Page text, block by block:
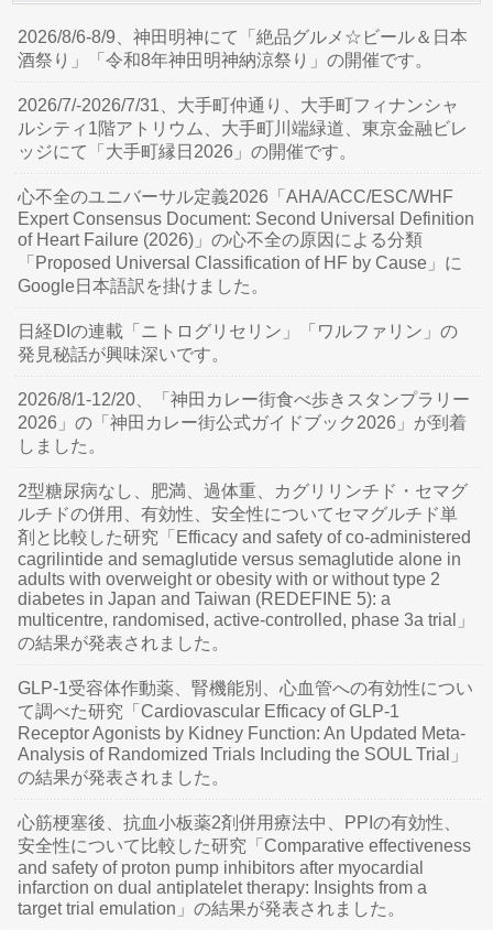
2026/8/6-8/9、神田明神にて「絶品グルメ☆ビール＆日本
酒祭り」「令和8年神田明神納涼祭り」の開催です。
2026/7/-2026/7/31、大手町仲通り、大手町フィナンシャ
ルシティ1階アトリウム、大手町川端緑道、東京金融ビレ
ッジにて「大手町縁日2026」の開催です。
心不全のユニバーサル定義2026「AHA/ACC/ESC/WHF
Expert Consensus Document: Second Universal Definition
of Heart Failure (2026)」の心不全の原因による分類
「Proposed Universal Classification of HF by Cause」に
Google日本語訳を掛けました。
日経DIの連載「ニトログリセリン」「ワルファリン」の
発見秘話が興味深いです。
2026/8/1-12/20、「神田カレー街食べ歩きスタンプラリー
2026」の「神田カレー街公式ガイドブック2026」が到着
しました。
2型糖尿病なし、肥満、過体重、カグリリンチド・セマグ
ルチドの併用、有効性、安全性についてセマグルチド単
剤と比較した研究「Efficacy and safety of co-administered
cagrilintide and semaglutide versus semaglutide alone in
adults with overweight or obesity with or without type 2
diabetes in Japan and Taiwan (REDEFINE 5): a
multicentre, randomised, active-controlled, phase 3a trial」
の結果が発表されました。
GLP-1受容体作動薬、腎機能別、心血管への有効性につい
て調べた研究「Cardiovascular Efficacy of GLP-1
Receptor Agonists by Kidney Function: An Updated Meta-
Analysis of Randomized Trials Including the SOUL Trial」
の結果が発表されました。
心筋梗塞後、抗血小板薬2剤併用療法中、PPIの有効性、
安全性について比較した研究「Comparative effectiveness
and safety of proton pump inhibitors after myocardial
infarction on dual antiplatelet therapy: Insights from a
target trial emulation」の結果が発表されました。